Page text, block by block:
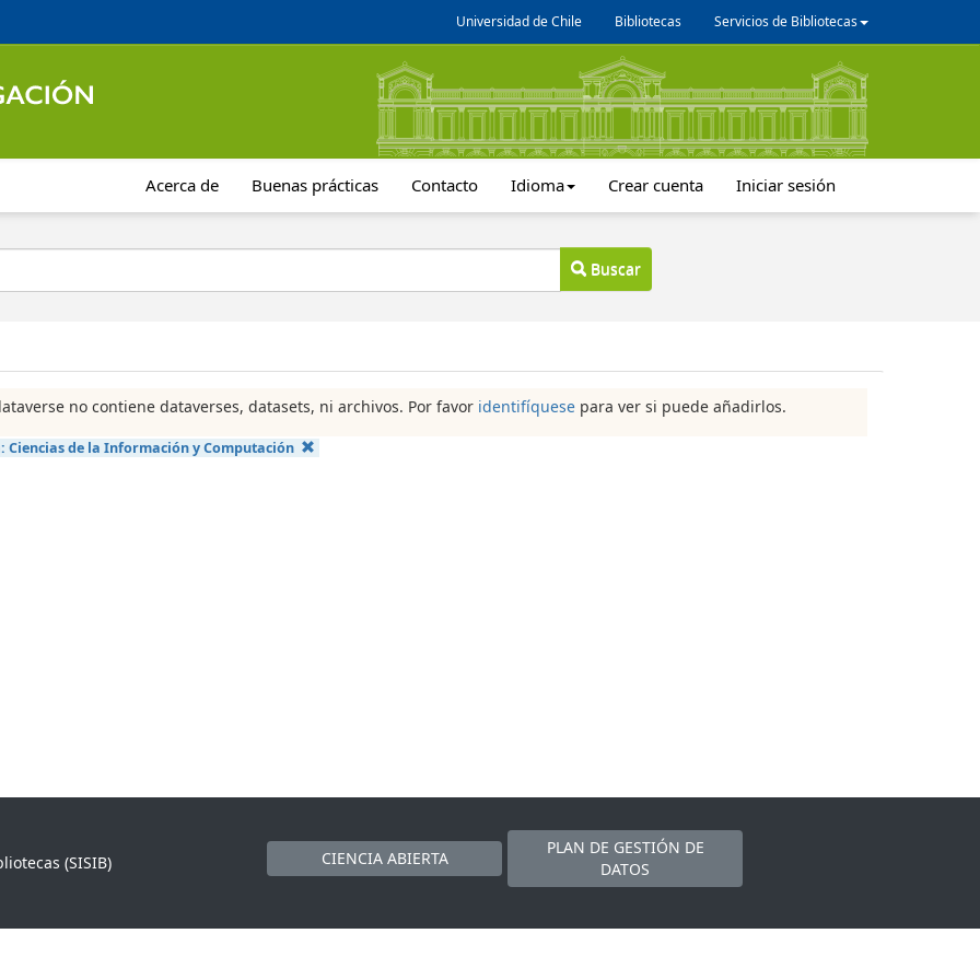
Universidad de Chile Bibliotecas Servicios de Bibliotecas
Acerca de Buenas prácticas Contacto Idioma Crear cuenta Iniciar sesión
Buscar
no contiene dataverses, datasets, ni archivos. Por favor identifíquese para ver si puede añadirlos.
Ciencias de la Información y Computación
(SISIB)
CIENCIA ABIERTA
PLAN DE GESTIÓN DE
DATOS